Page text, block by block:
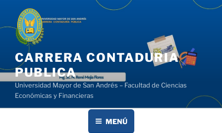
contenido
CARRERA CONTADURIA
PUBLICA
Universidad Mayor de San Andrés – Facultad de Ciencias
Económicas y Financieras
MENÚ